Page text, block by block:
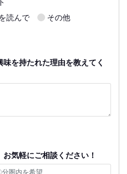
読んで
その他
を持たれた理由を教えてく
気軽にご相談ください！